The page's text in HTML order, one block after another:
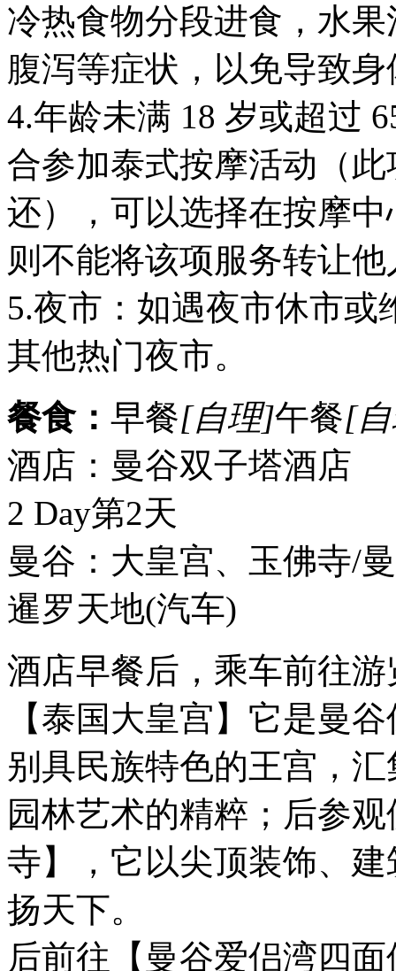
冷热食物分段进食，水
腹泻等症状，以免导致
4.年龄未满 18 岁或超过
合参加泰式按摩活动（
还），可以选择在按摩
则不能将该项服务转让
5.夜市：如遇夜市休市
其他热门夜市。
餐食： 早餐[自理]午餐[
酒店：曼谷双子塔酒店
2 Day第2天
曼谷：大皇宫、玉佛寺/
暹罗天地(汽车)
酒店早餐后，乘车前往
【泰国大皇宫】它是曼
别具民族特色的王宫，
园林艺术的精粹；后参
寺】，它以尖顶装饰、
扬天下。
后前往【曼谷爱侣湾四